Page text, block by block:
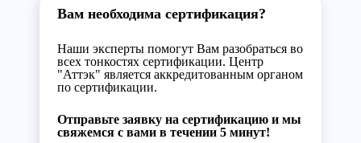
Вам необходима сертификация?
Наши эксперты помогут Вам разобраться во
всех тонкостях сертификации. Центр
"Аттэк" является аккредитованным органом
по сертификации.
Отправьте заявку на сертификацию и мы
свяжемся с вами в течении 5 минут!